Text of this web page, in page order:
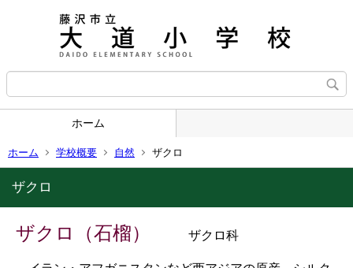
ホーム
ホーム 学校概要 自然 ザクロ
ザクロ
ザクロ（石榴） ザクロ科